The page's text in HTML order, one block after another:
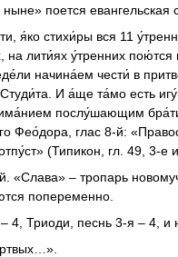
поется евангельская
я́ко стихи́ры вся 11
на лити́ях у́тренних
начина́ем чести́ в
И а́ще та́мо есть
послу́шающим
Фео́дора, глас 8-й:
(Типикон, гл. 49, 3-е
«Слава» – тропарь
попеременно.
4, Триоди, песнь 3-я – 4, и